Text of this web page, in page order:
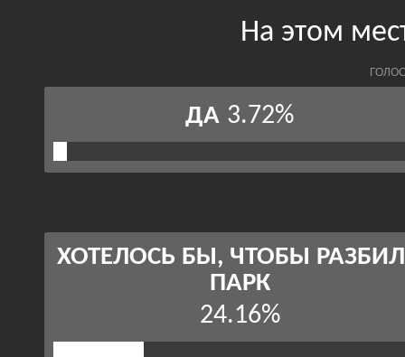
На этом
ДА 3.72%
ХОТЕЛОСЬ БЫ, ЧТОБЫ
ПАРК
24.16%